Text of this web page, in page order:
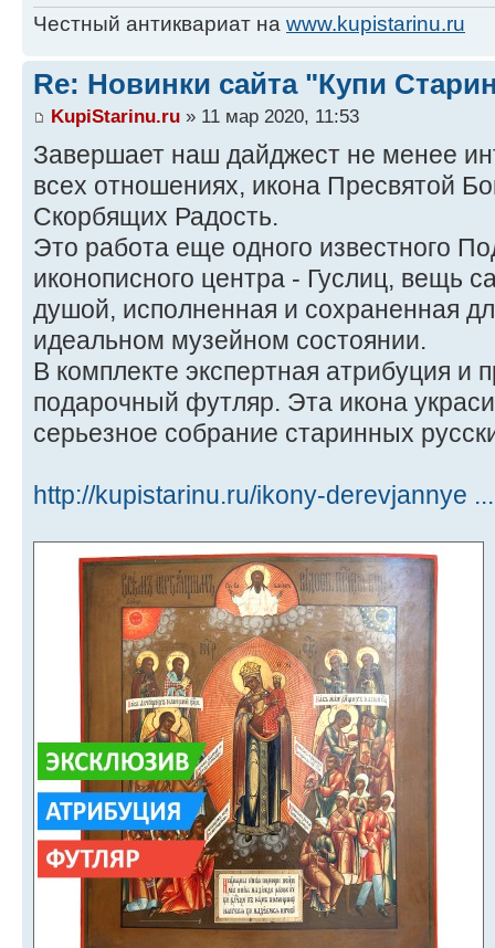
Честный антиквариат на www.kupistarinu.ru
Re: Новинки сайта "Купи
KupiStarinu.ru » 11 мар 2020, 11:53
Завершает наш дайджест не менее
всех отношениях, икона Пресвятой
Скорбящих Радость.
Это работа еще одного известного
иконописного центра - Гуслиц, вещь
душой, исполненная и сохраненная
идеальном музейном состоянии.
В комплекте экспертная атрибуция и
подарочный футляр. Эта икона
серьезное собрание старинных
http://kupistarinu.ru/ikony-derevjannye